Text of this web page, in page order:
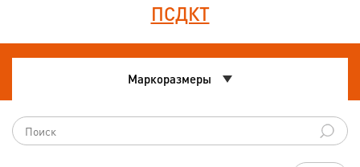
ПСДКТ
Маркоразмеры